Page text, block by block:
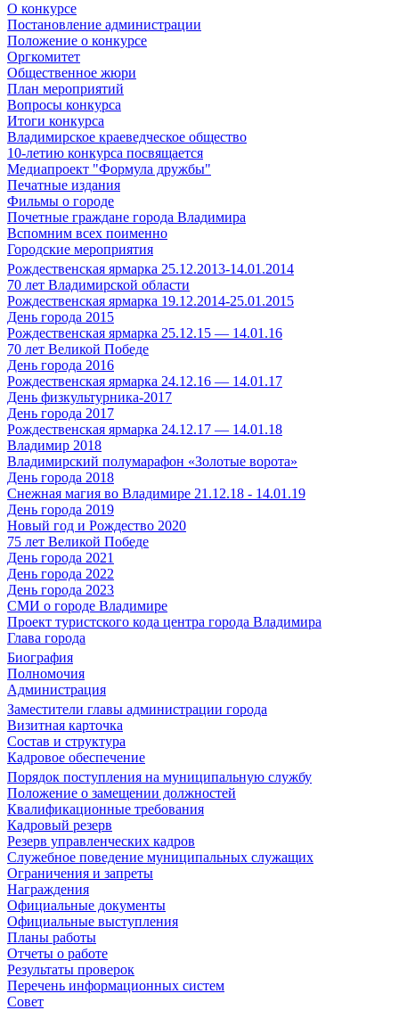
О конкурсе
Постановление администрации
Положение о конкурсе
Оргкомитет
Общественное жюри
План мероприятий
Вопросы конкурса
Итоги конкурса
Владимирское краеведческое общество
10-летию конкурса посвящается
Медиапроект "Формула дружбы"
Печатные издания
Фильмы о городе
Почетные граждане города Владимира
Вспомним всех поименно
Городские мероприятия
Рождественская ярмарка 25.12.2013-14.01.2014
70 лет Владимирской области
Рождественская ярмарка 19.12.2014-25.01.2015
День города 2015
Рождественская ярмарка 25.12.15 — 14.01.16
70 лет Великой Победе
День города 2016
Рождественская ярмарка 24.12.16 — 14.01.17
День физкультурника-2017
День города 2017
Рождественская ярмарка 24.12.17 — 14.01.18
Владимир 2018
Владимирский полумарафон «Золотые ворота»
День города 2018
Снежная магия во Владимире 21.12.18 - 14.01.19
День города 2019
Новый год и Рождество 2020
75 лет Великой Победе
День города 2021
День города 2022
День города 2023
СМИ о городе Владимире
Проект туристского кода центра города Владимира
Глава города
Биография
Полномочия
Администрация
Заместители главы администрации города
Визитная карточка
Состав и структура
Кадровое обеспечение
Порядок поступления на муниципальную службу
Положение о замещении должностей
Квалификационные требования
Кадровый резерв
Резерв управленческих кадров
Служебное поведение муниципальных служащих
Ограничения и запреты
Награждения
Официальные документы
Официальные выступления
Планы работы
Отчеты о работе
Результаты проверок
Перечень информационных систем
Совет